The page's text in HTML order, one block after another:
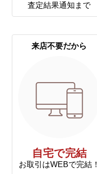
査定結果通知まで
来店不要だから
自宅で完結
お取引はWEBで完結！